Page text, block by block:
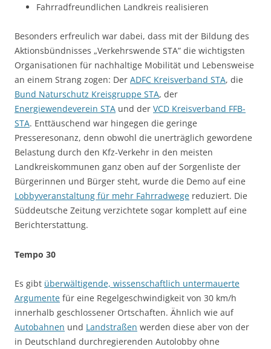
Fahrradfreundlichen Landkreis realisieren
Besonders erfreulich war dabei, dass mit der Bildung des
Aktionsbündnisses „Verkehrswende STA” die wichtigsten
Organisationen für nachhaltige Mobilität und Lebensweise
an einem Strang zogen: Der ADFC Kreisverband STA, die
Bund Naturschutz Kreisgruppe STA, der
Energiewendeverein STA und der VCD Kreisverband FFB-
STA. Enttäuschend war hingegen die geringe
Presseresonanz, denn obwohl die unerträglich gewordene
Belastung durch den Kfz-Verkehr in den meisten
Landkreiskommunen ganz oben auf der Sorgenliste der
Bürgerinnen und Bürger steht, wurde die Demo auf eine
Lobbyveranstaltung für mehr Fahrradwege reduziert. Die
Süddeutsche Zeitung verzichtete sogar komplett auf eine
Berichterstattung.
Tempo 30
Es gibt überwältigende, wissenschaftlich untermauerte
Argumente für eine Regelgeschwindigkeit von 30 km/h
innerhalb geschlossener Ortschaften. Ähnlich wie auf
Autobahnen und Landstraßen werden diese aber von der
in Deutschland durchregierenden Autolobby ohne